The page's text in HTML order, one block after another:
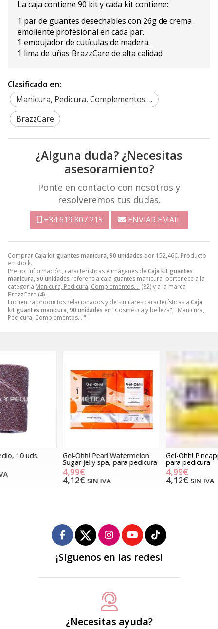
ComprarCaja kit guantes manicura, 90 unidades por 152,46€. Producto
en stock.
Precio, información, características e imágenes de Caja kit guantes
manicura, 90 unidades referencia caja guantes manicura, pertenece a la
categoría Manicura, Pedicura, Complementos…. (82) y a la marca
BrazzCare (4).
Encuentra productos relacionados y de similares características a Caja
kit guantes manicura, 90 unidades en "Cosmética y belleza", "Manicura,
Pedicura, Complementos….".
La caja contiene 90 kit y cada kit contiene:
1 par de guantes desechables con 26g de crema
emoliente profesional en cada par.
1 empujador de cutículas de madera.
1 lima de uñas BrazzCare de alta calidad.
Clasificado en:
Manicura, Pedicura, Complementos….
BrazzCare
¿Alguna duda? ¿Necesitas
asesoramiento?
Ponte en contacto con nosotros y
resolveremos tus dudas.
+34 619 807 215 ENVIAR EMAIL
Gel-Ohh! Pearl Watermelon
Sugar jelly spa, para pedicura
Gel-Ohh! Pineapple jelly spa,
para pedicura
¡Síguenos en las redes!
¿Necesitas ayuda?